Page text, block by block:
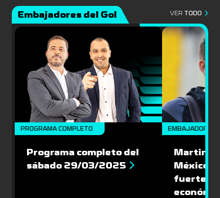
Embajadores del Gol VER TODO
PROGRAMA COMPLETO
Programa completo del
sábado 29/03/2025
EMBAJADORES
Martin
México:
fuerte